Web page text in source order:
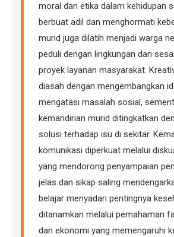
moral dan etika dalam kehidupan
berbuat adil dan menghormati
murid juga dilatih menjadi warga
peduli dengan lingkungan dan
proyek layanan masyarakat.
diasah dengan mengembangkan
mengatasi masalah sosial,
kemandirian murid ditingkatkan
solusi terhadap isu di sekitar.
komunikasi diperkuat melalui
yang mendorong penyampaian
jelas dan sikap saling
belajar menyadari pentingnya
ditanamkan melalui pemahaman
dan ekonomi yang memengaruhi